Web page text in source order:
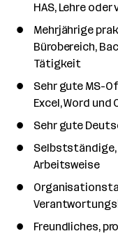
HAS, Lehre
Mehrjährige
Bürobereich,
Tätigkeit
Sehr gute MS-
Excel, Word und
Sehr gute
Arbeitsweise
Freundliches,